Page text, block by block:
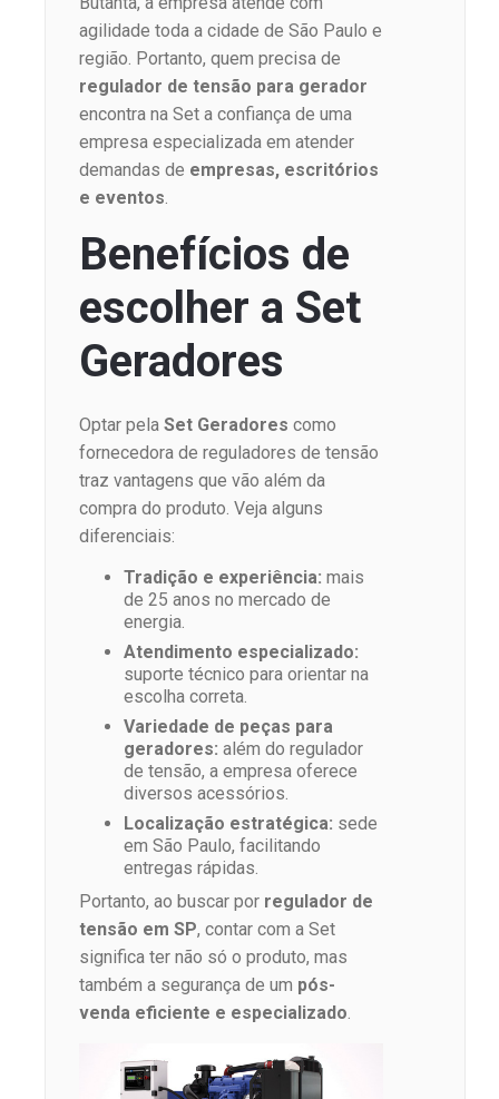
agilidade toda a cidade de São Paulo e
região. Portanto, quem precisa de
regulador de tensão para gerador
encontra na Set a confiança de uma
empresa especializada em atender
demandas de empresas, escritórios
e eventos
Benefícios de
escolher a Set
Geradores
Optar pela Set Geradores como
fornecedora de reguladores de tensão
traz vantagens que vão além da
compra do produto. Veja alguns
diferenciais:
Tradição e experiência: mais
de 25 anos no mercado de
energia.
Atendimento especializado:
suporte técnico para orientar na
escolha correta.
Variedade de peças para
geradores: além do regulador
de tensão, a empresa oferece
diversos acessórios.
Localização estratégica: sede
em São Paulo, facilitando
entregas rápidas.
Portanto, ao buscar por regulador de
tensão em SP, contar com a Set
significa ter não só o produto, mas
também a segurança de um pós-
venda eficiente e especializado